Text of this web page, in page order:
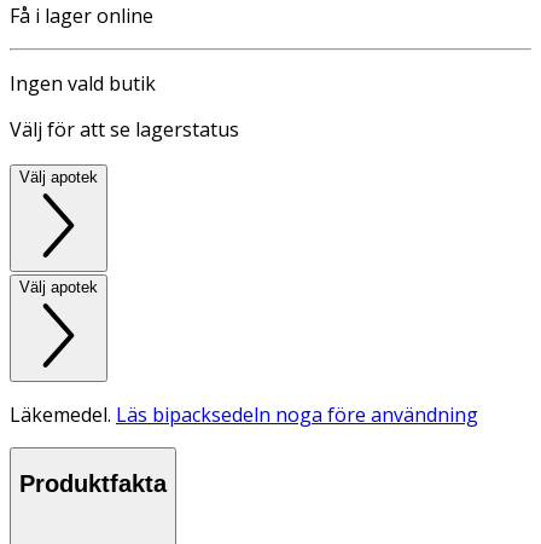
Få i lager online
Ingen vald butik
Välj för att se lagerstatus
Välj apotek
Välj apotek
Läkemedel. Läs bipacksedeln noga före användning
Produktfakta